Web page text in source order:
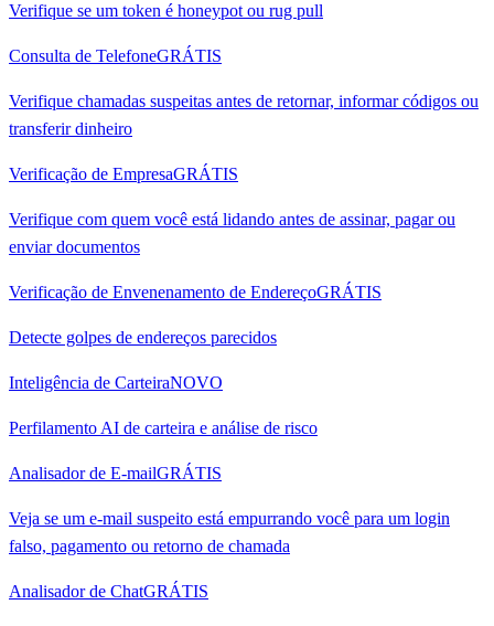
Verifique se um token é honeypot ou rug pull
Consulta de TelefoneGRÁTIS
Verifique chamadas suspeitas antes de retornar, informar códigos ou
transferir dinheiro
Verificação de EmpresaGRÁTIS
Verifique com quem você está lidando antes de assinar, pagar ou
enviar documentos
Verificação de Envenenamento de EndereçoGRÁTIS
Detecte golpes de endereços parecidos
Inteligência de CarteiraNOVO
Perfilamento AI de carteira e análise de risco
Analisador de E-mailGRÁTIS
Veja se um e-mail suspeito está empurrando você para um login
falso, pagamento ou retorno de chamada
Analisador de ChatGRÁTIS